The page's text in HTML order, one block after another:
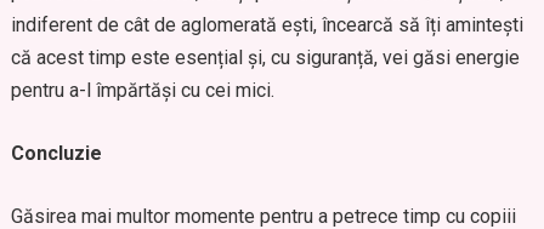
indiferent de cât de aglomerată ești, încearcă să îți amintești
că acest timp este esențial și, cu siguranță, vei găsi energie
pentru a-l împărtăși cu cei mici.
Concluzie
Găsirea mai multor momente pentru a petrece timp cu copiii